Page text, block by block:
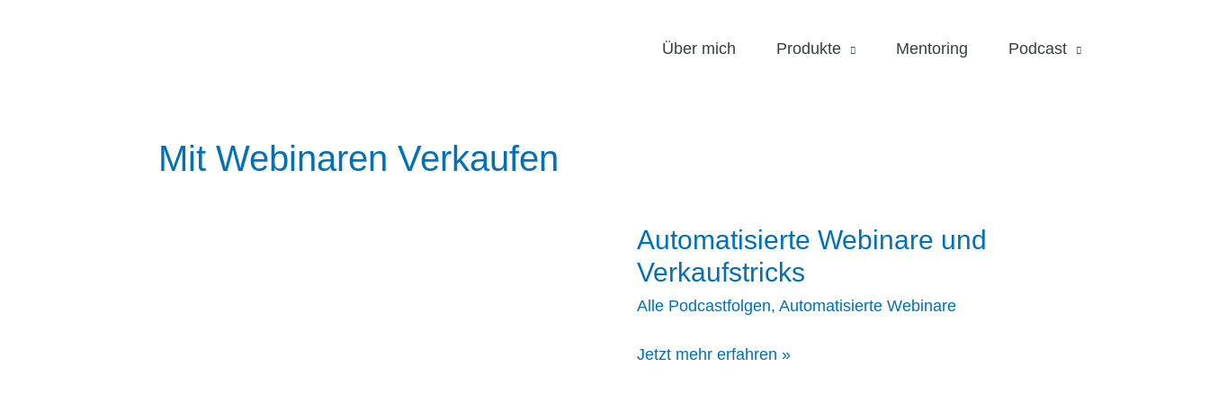
Über mich Produkte Mentoring Podcast
Mit Webinaren Verkaufen
Automatisierte Webinare und
Verkaufstricks
Alle Podcastfolgen, Automatisierte Webinare
Automatisierte
Jetzt mehr erfahren »